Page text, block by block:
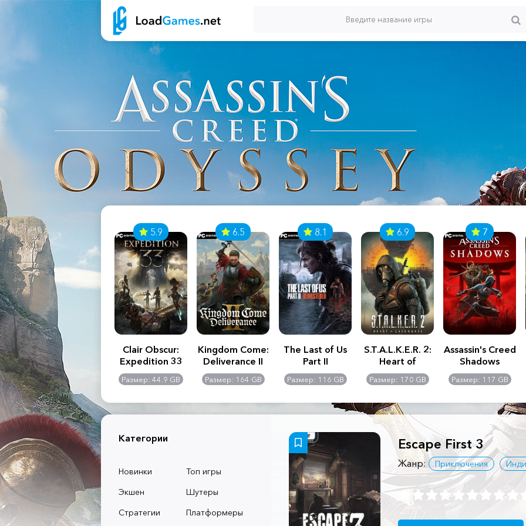
2:
-
GB
Assassin's Creed
Shadows
Размер: 117 GB
5.9
Clair Obscur:
Expedition 33
Размер: 44.9 GB
6.5
Kingdom Come:
Deliverance II
Размер: 164 GB
8.1
The Last of Us
Part II
Remastered
Размер: 116 GB
6.9
S.T.A.L.K.E.R. 2:
Heart of
Chernobyl -
Ultimate Edition
Размер: 170 GB
7
Assassin's Creed
Shadows
Размер: 117 GB
Категории
Новинки
Топ игры
Экшен
Шутеры
Стратегии
Платформеры
Escape First 3
Жанр: Приключения